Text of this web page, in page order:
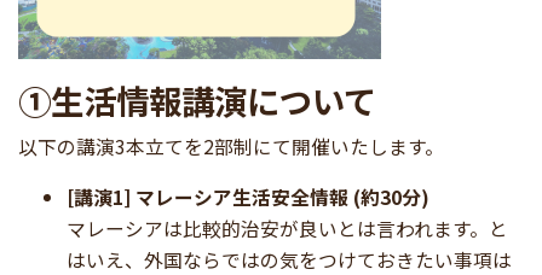
①生活情報講演について
以下の講演3本立てを2部制にて開催いたします。
[講演1] マレーシア生活安全情報 (約30分)
マレーシアは比較的治安が良いとは言われます。と
はいえ、外国ならではの気をつけておきたい事項は